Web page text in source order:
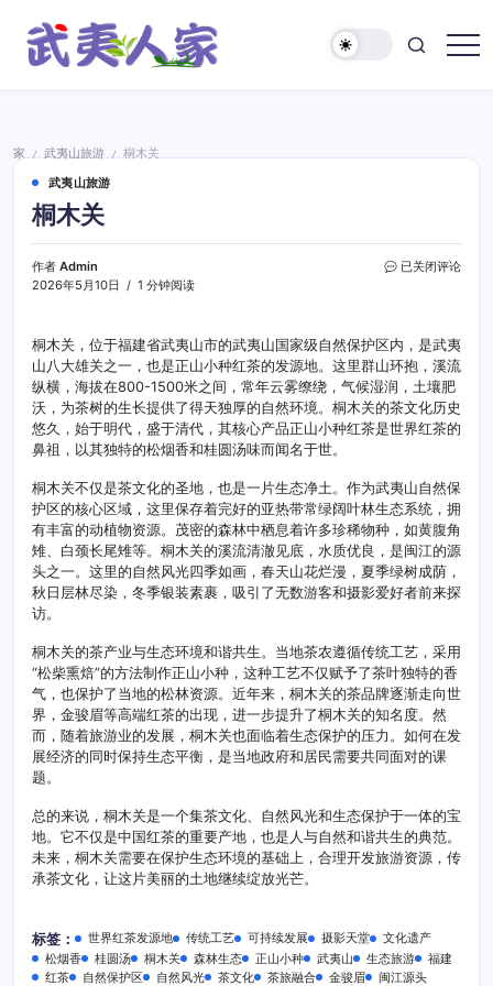
家
家 / 武夷山旅游 /
桐木关
武夷山旅游
桐木关
作者 Admin
2026年5月10日
1 分钟阅读
桐
已关闭评论
桐木关，位于福建省武夷山市的武夷山国家级自然保护区内，是武夷
山八大雄关之一，也是正山小种红茶的发源地。这里群山环抱，溪流
纵横，海拔在800-1500米之间，常年云雾缭绕，气候湿润，土壤肥
沃，为茶树的生长提供了得天独厚的自然环境。桐木关的茶文化历史
悠久，始于明代，盛于清代，其核心产品正山小种红茶是世界红茶的
鼻祖，以其独特的松烟香和桂圆汤味而闻名于世。
桐木关不仅是茶文化的圣地，也是一片生态净土。作为武夷山自然保
护区的核心区域，这里保存着完好的亚热带常绿阔叶林生态系统，拥
有丰富的动植物资源。茂密的森林中栖息着许多珍稀物种，如黄腹角
雉、白颈长尾雉等。桐木关的溪流清澈见底，水质优良，是闽江的源
头之一。这里的自然风光四季如画，春天山花烂漫，夏季绿树成荫，
秋日层林尽染，冬季银装素裹，吸引了无数游客和摄影爱好者前来探
访。
桐木关的茶产业与生态环境和谐共生。当地茶农遵循传统工艺，采用
“松柴熏焙”的方法制作正山小种，这种工艺不仅赋予了茶叶独特的香
气，也保护了当地的松林资源。近年来，桐木关的茶品牌逐渐走向世
界，金骏眉等高端红茶的出现，进一步提升了桐木关的知名度。然
而，随着旅游业的发展，桐木关也面临着生态保护的压力。如何在发
展经济的同时保持生态平衡，是当地政府和居民需要共同面对的课
题。
总的来说，桐木关是一个集茶文化、自然风光和生态保护于一体的宝
地。它不仅是中国红茶的重要产地，也是人与自然和谐共生的典范。
未来，桐木关需要在保护生态环境的基础上，合理开发旅游资源，传
承茶文化，让这片美丽的土地继续绽放光芒。
标签： 世界红茶发源地 传统工艺 可持续发展 摄影天堂
文化遗产
松烟香
桂圆汤 桐木关 森林生态 正山小种 武夷山 生态旅游
福建
红茶
自然保护区 自然风光 茶文化 茶旅融合 金骏眉 闽江源头